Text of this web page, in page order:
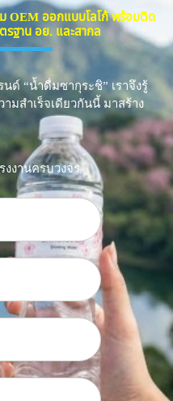
OEM ออกแบบโลโก้ พร้อมติด
รฐาน อย. และสากล
ด์ “น้ำดื่มซากุระชิ” เราจึงรู้
มสำเร็จเดียวกันนี้ มาสร้าง
งานครบวงจร